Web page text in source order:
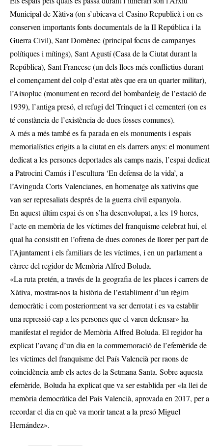
Municipal de Xàtiva (on s’ubicava el Casino Republicà i on es
conserven importants fonts documentals de la II República i la
Guerra Civil), Sant Domènec (principal focus de campanyes
polítiques i mítings), Sant Agustí (Casa de la Ciutat durant la
República), Sant Francesc (un dels llocs més conflictius durant
el començament del colp d’estat atès que era un quarter militar),
l’Aixopluc (monument en record del bombardeig de l’estació de
1939), l’antiga presó, el refugi del Trinquet i el cementeri (on es
té constància de l’existència de dues fosses comunes).
A més a més també es fa parada en els monuments i espais
memorialístics erigits a la ciutat en els darrers anys: el monument
dedicat a les persones deportades als camps nazis, l’espai dedicat
a Patrocini Camús i l’escultura ‘En defensa de la vida’, a
l’Avinguda Corts Valencianes, en homenatge als xativins que
van ser represaliats després de la guerra civil espanyola.
En aquest últim espai és on s’ha desenvolupat, a les 19 hores,
l’acte en memòria de les víctimes del franquisme celebrat hui, el
qual ha consistit en l’ofrena de dues corones de llorer per part de
l’Ajuntament i els familiars de les víctimes, i en un parlament a
càrrec del regidor de Memòria Alfred Boluda.
«La ruta pretén, a través de la geografia de les places i carrers de
Xàtiva, mostrar-nos la història de l’establiment d’un règim
democràtic i com posteriorment va ser derrotat i es va establir
una repressió cap a les persones que el varen defensar» ha
manifestat el regidor de Memòria Alfred Boluda. El regidor ha
explicat l’avanç d’un dia en la commemoració de l’efemèride de
les víctimes del franquisme del País Valencià per raons de
coincidència amb els actes de la Setmana Santa. Sobre aquesta
efemèride, Boluda ha explicat que va ser establida per «la llei de
memòria democràtica del País Valencià, aprovada en 2017, per a
recordar el dia en què va morir tancat a la presó Miguel
Hernández».